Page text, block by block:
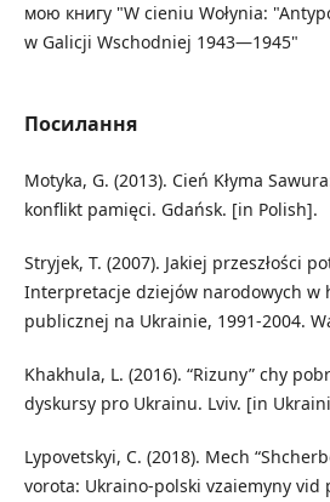
мою книгу "W cieniu Wołynia:
w Galicji Wschodniej 1943—1945"
Посилання
Motyka, G. (2013). Cień Kłyma
konflikt pamięci. Gdańsk. [in Polish].
Stryjek, T. (2007). Jakiej przeszłości
Interpretacje dziejów narodowych w
publicznej na Ukrainie, 1991-2004.
Khakhula, L. (2016). “Rizuny” chy
dyskursy pro Ukrainu. Lviv. [in
Lypovetskyi, C. (2018). Mech
vorota: Ukraino-polski vzaiemyny vid